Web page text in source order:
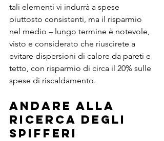
tali elementi vi indurrà a spese
piuttosto consistenti, ma il risparmio
nel medio – lungo termine è notevole,
visto e considerato che riuscirete a
evitare dispersioni di calore da pareti e
tetto, con risparmio di circa il 20% sulle
spese di riscaldamento.
Andare alla
ricerca degli
spifferi